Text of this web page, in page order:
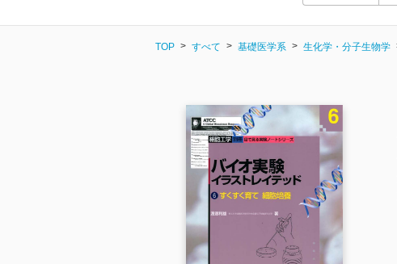
TOP すべて 基礎医学系 生化学・分子生物学